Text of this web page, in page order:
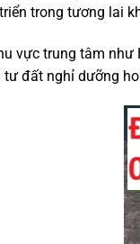
trong tương lai
vực trung tâm như
tư đất nghỉ dưỡng